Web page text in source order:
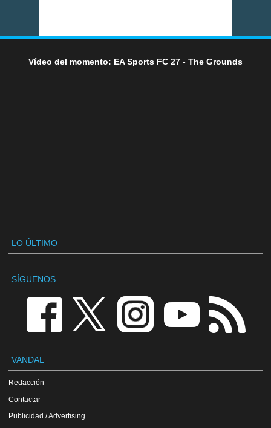
Vídeo del momento: EA Sports FC 27 - The Grounds
LO ÚLTIMO
SÍGUENOS
VANDAL
Redacción
Contactar
Publicidad / Advertising